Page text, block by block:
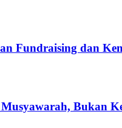
Fundraising dan
Bukan